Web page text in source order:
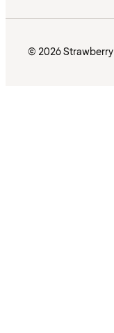
© 2026 Strawberry